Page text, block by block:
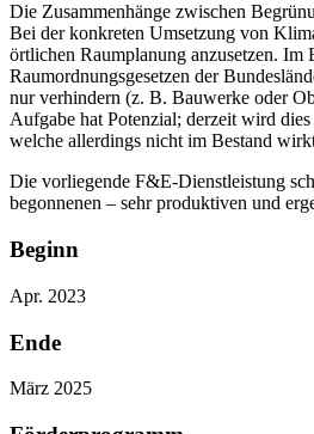
Die Zusammenhänge zwischen
Bei der konkreten Umsetzung von
örtlichen Raumplanung anzusetzen. Im
Raumordnungsgesetzen der
nur verhindern (z. B. Bauwerke oder
Aufgabe hat Potenzial; derzeit wird
welche allerdings nicht im Bestand
Die vorliegende F&E-Dienstleistung
begonnenen – sehr produktiven und
Beginn
Apr. 2023
Ende
März 2025